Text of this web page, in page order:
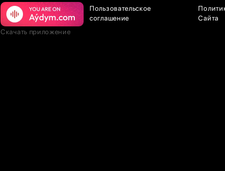
Пользовательское
соглашение
Сайта
Скачать приложение